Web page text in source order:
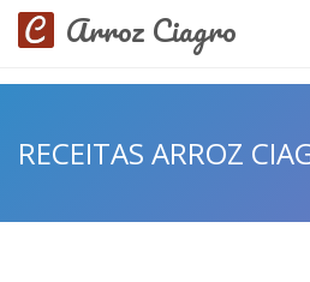
Arroz Ciagro
RECEITAS ARROZ